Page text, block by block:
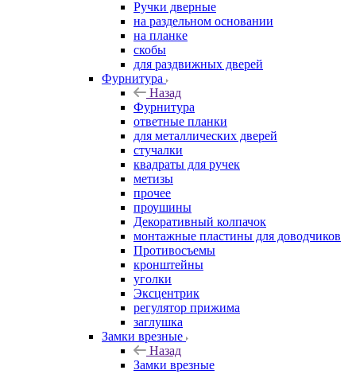
Ручки дверные
на раздельном основании
на планке
скобы
для раздвижных дверей
Фурнитура
Назад
Фурнитура
ответные планки
для металлических дверей
стучалки
квадраты для ручек
метизы
прочее
проушины
Декоративный колпачок
монтажные пластины для доводчиков
Противосъемы
кронштейны
уголки
Эксцентрик
регулятор прижима
заглушка
Замки врезные
Назад
Замки врезные